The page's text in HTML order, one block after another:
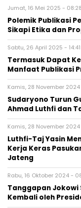
Jumat, 16 Mei 2025 -
Polemik Publikasi
Sikapi Etika dan
Sabtu, 26 April 2025 - 14:41
Termasuk Dapat
Manfaat Publikasi
Kamis, 28 November 2024
Sudaryono Turun
Ahmad Luthfi dan
Kamis, 28 November
Luthfi-Taj Yasin
Kerja Keras
Jateng
Rabu, 16 Oktober 2024 -
Tanggapan Jokowi
Kembali oleh